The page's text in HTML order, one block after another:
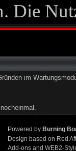
Die
im
Powered by Burning
Design based on Red
Add-ons and WEB2-